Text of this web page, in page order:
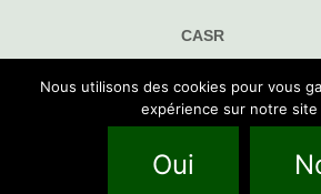
CASR
Club d'Animation Sportive des
94 rue du Lieutenant André Argenton,
Permanence tous les mardis de 9h30 à
Email casrbelley@orange.fr
Pour nous contacter: c'est ICI
Nous utilisons des cookies pour vous
expérience sur notre site
Oui